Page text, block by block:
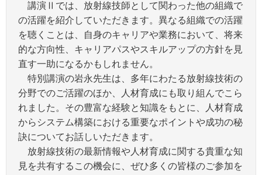
講演Ⅱでは、放射線技師として関わった他の組織で
の活躍を紹介していただきます。異なる組織での活躍
を聴くことは、自身のキャリアや業務において、将来
的な方向性、キャリアパスやスキルアップの方針を見
直す一助になるかもしれません。
特別講演の岩永先生は、多年にわたる放射線技術の
分野でのご活躍のほか、人材育成にも取り組んでこら
れました。その豊富な経験と知識をもとに、人材育成
からシステム構築における重要なポイントや成功の秘
訣についてお話しいただきます。
放射線技術の最新情報や人材育成に関する貴重な知
見を共有するこの機会に、ぜひ多くの皆様のご参加を